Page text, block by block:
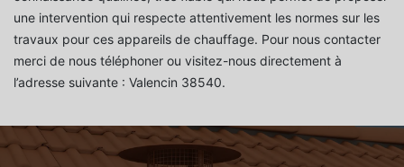
une intervention qui respecte attentivement les normes sur les
travaux pour ces appareils de chauffage. Pour nous contacter
merci de nous téléphoner ou visitez-nous directement à
l’adresse suivante : Valencin 38540.